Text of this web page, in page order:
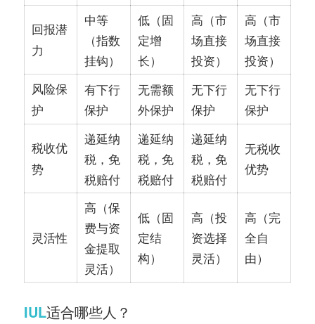
回报潜
力
中等
（指数
挂钩）
低（固
定增
长）
高（市
场直接
投资）
高（市
场直接
投资）
风险保
护
有下行
保护
无需额
外保护
无下行
保护
无下行
保护
税收优
势
递延纳
税，免
税赔付
递延纳
税，免
税赔付
递延纳
税，免
税赔付
无税收
优势
灵活性
高（保
费与资
金提取
灵活）
低（固
定结
构）
高（投
资选择
灵活）
高（完
全自
由）
IUL适合哪些人？